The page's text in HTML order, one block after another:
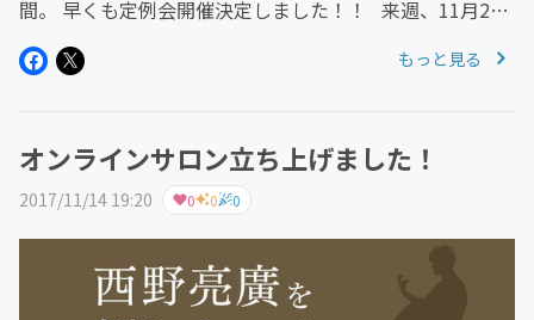
間。 早くも定例会開催決定しました！！ 来週、11月24
だ第一回定例会に間に合います！ 一緒に楽しいこと...
もっと見る
オンラインサロン立ち上げました！
2017/11/14 19:20 0 0 0